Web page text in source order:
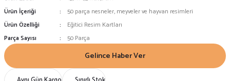
Ürün İçeriği
50 parça nesneler, meyveler ve hayvan resimleri
Ürün Özelliği
Eğitici Resim Kartları
Parça Sayısı
50 Parça
Gelince Haber Ver